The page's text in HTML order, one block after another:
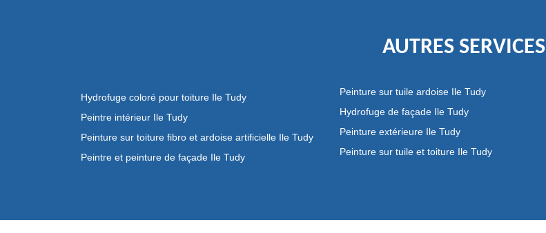
AUTRES SERVICES
Hydrofuge coloré pour toiture Ile Tudy
Peintre intérieur Ile Tudy
Peinture sur toiture fibro et ardoise artificielle Ile Tudy
Peintre et peinture de façade Ile Tudy
Peinture sur tuile ardoise Ile Tudy
Hydrofuge de façade Ile Tudy
Peinture extérieure Ile Tudy
Peinture sur tuile et toiture Ile Tudy